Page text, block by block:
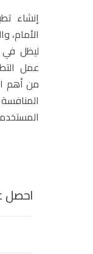
إنشاء
الأمام،
ليظل في
عمل
من أهم
احصل